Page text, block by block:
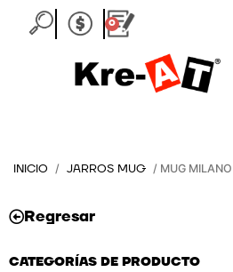
0
Carrito
INICIO / JARROS MUG / MUG MILANO
Regresar
CATEGORÍAS DE PRODUCTO